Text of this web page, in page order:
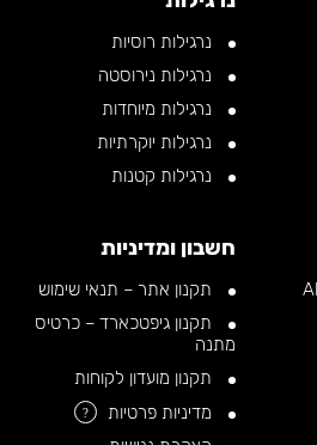
נרגילות רוסיות
נרגילות נירוסטה
נרגילות מיוחדות
נרגילות יוקרתיות
נרגילות קטנות
חשבון ומדיניות
תקנון אתר – תנאי שימוש
תקנון גיפטכארד – כרטיס
מתנה
תקנון מועדון לקוחות
מדיניות פרטיות
?